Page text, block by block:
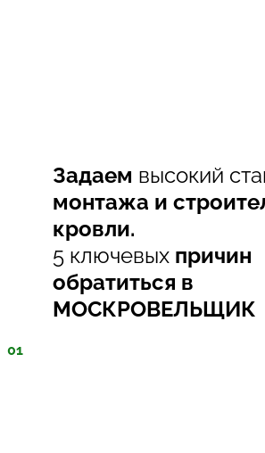
Задаем высокий
монтажа и
кровли.
5 ключевых причин
обратиться в
МОСКРОВЕЛЬЩИК
01